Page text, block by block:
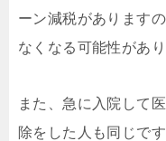
ーン減税があります
なくなる可能性があり
また、急に入院して
除をした人も同じです